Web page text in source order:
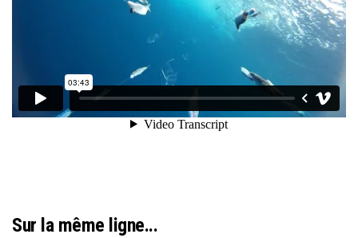
Sur la même ligne...